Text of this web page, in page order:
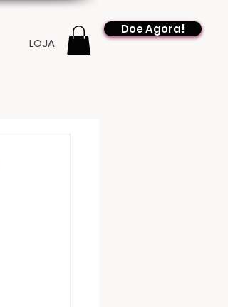
LOJA
Doe Agora!